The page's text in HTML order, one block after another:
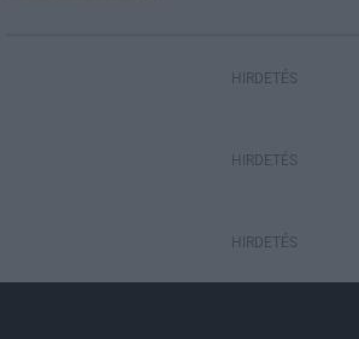
HIRDETÉS
HIRDETÉS
HIRDETÉS